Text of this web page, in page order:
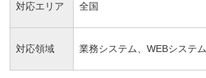
対応エリア 全国
対応領域 業務システム、WEBシステム